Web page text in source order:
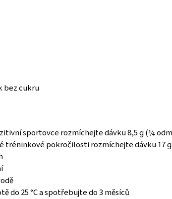
bez cukru
sportovce rozmíchejte dávku 8,5 g (¼
tréninkové pokročilosti rozmíchejte dávku 17
do 25 °C a spotřebujte do 3 měsíců